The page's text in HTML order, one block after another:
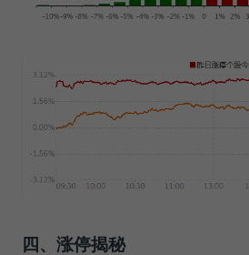
四、涨停揭秘